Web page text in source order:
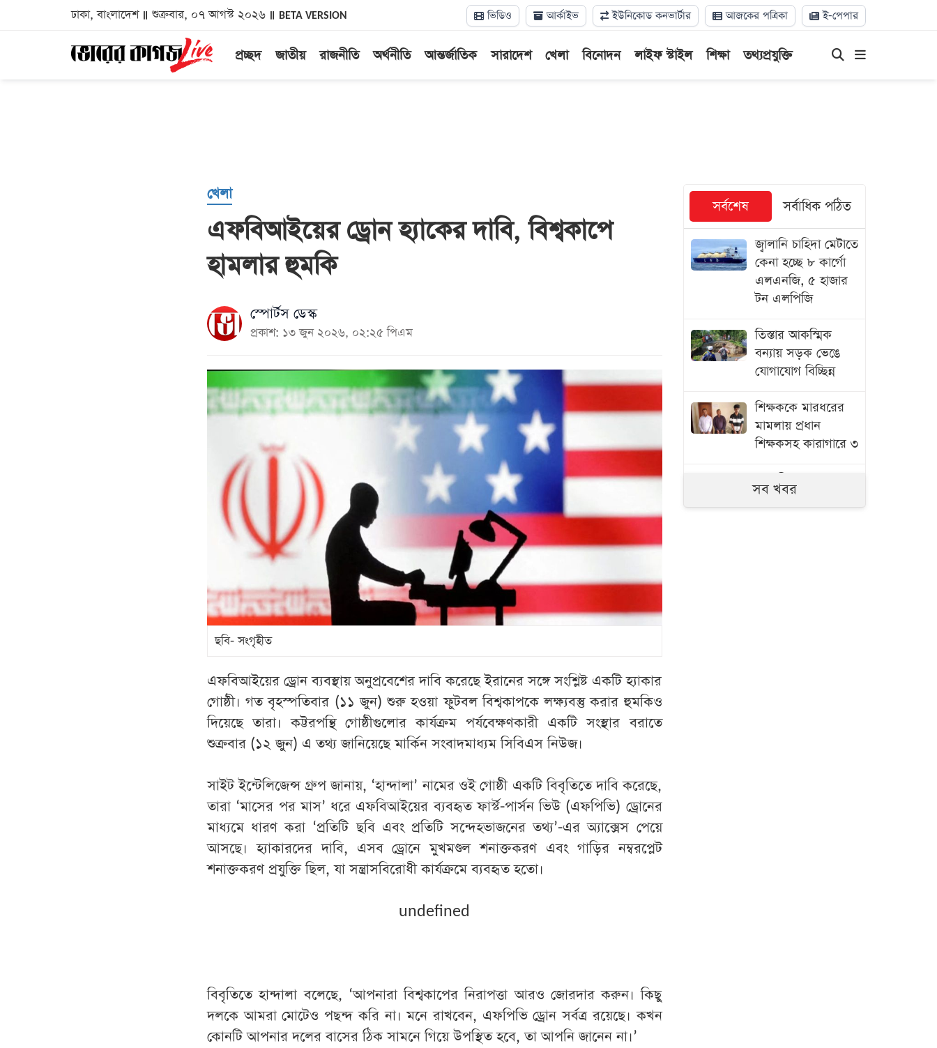
ঢাকা, বাংলাদেশ শুক্রবার, ০৭ আগস্ট ২০২৬ BETA VERSION ভিডিও আর্কাইভ ইউনিকোড কনভার্টার আজকের পত্রিকা ই-পেপার
প্রচ্ছদ জাতীয় রাজনীতি অর্থনীতি আন্তর্জাতিক সারাদেশ খেলা বিনোদন লাইফ স্টাইল শিক্ষা তথ্যপ্রযুক্তি
খেলা
এফবিআইয়ের ড্রোন হ্যাকের দাবি, বিশ্বকাপে
হামলার হুমকি
স্পোর্টস ডেস্ক
প্রকাশ: ১৩ জুন ২০২৬, ০২:২৫ পিএম
ছবি- সংগৃহীত
এফবিআইয়ের ড্রোন ব্যবস্থায় অনুপ্রবেশের দাবি করেছে ইরানের সঙ্গে সংশ্লিষ্ট একটি হ্যাকার
গোষ্ঠী। গত বৃহস্পতিবার (১১ জুন) শুরু হওয়া ফুটবল বিশ্বকাপকে লক্ষ্যবস্তু করার হুমকিও
দিয়েছে তারা। কট্টরপন্থি গোষ্ঠীগুলোর কার্যক্রম পর্যবেক্ষণকারী একটি সংস্থার বরাতে
শুক্রবার (১২ জুন) এ তথ্য জানিয়েছে মার্কিন সংবাদমাধ্যম সিবিএস নিউজ।
সাইট ইন্টেলিজেন্স গ্রুপ জানায়, ‘হান্দালা’ নামের ওই গোষ্ঠী একটি বিবৃতিতে দাবি করেছে,
তারা ‘মাসের পর মাস’ ধরে এফবিআইয়ের ব্যবহৃত ফার্স্ট-পার্সন ভিউ (এফপিভি) ড্রোনের
মাধ্যমে ধারণ করা ‘প্রতিটি ছবি এবং প্রতিটি সন্দেহভাজনের তথ্য’-এর অ্যাক্সেস পেয়ে
আসছে। হ্যাকারদের দাবি, এসব ড্রোনে মুখমণ্ডল শনাক্তকরণ এবং গাড়ির নম্বরপ্লেট
শনাক্তকরণ প্রযুক্তি ছিল, যা সন্ত্রাসবিরোধী কার্যক্রমে ব্যবহৃত হতো।
undefined
বিবৃতিতে হান্দালা বলেছে, ‘আপনারা বিশ্বকাপের নিরাপত্তা আরও জোরদার করুন। কিছু
দলকে আমরা মোটেও পছন্দ করি না। মনে রাখবেন, এফপিভি ড্রোন সর্বত্র রয়েছে। কখন
কোনটি আপনার দলের বাসের ঠিক সামনে গিয়ে উপস্থিত হবে, তা আপনি জানেন না।’
সর্বশেষ সর্বাধিক পঠিত
জ্বালানি চাহিদা মেটাতে
কেনা হচ্ছে ৮ কার্গো
এলএনজি, ৫ হাজার
টন এলপিজি
তিস্তার আকস্মিক
বন্যায় সড়ক ভেঙে
যোগাযোগ বিচ্ছিন্ন
শিক্ষককে মারধরের
মামলায় প্রধান
শিক্ষকসহ কারাগারে ৩
সাতক্ষীরায় ৬ কোটি
টাকার ‘কুশ’ মাদক
সব খবর